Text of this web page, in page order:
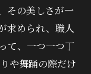
その美しさが一
求められ、職人
て、一つ一つ丁
や舞踊の際だけ